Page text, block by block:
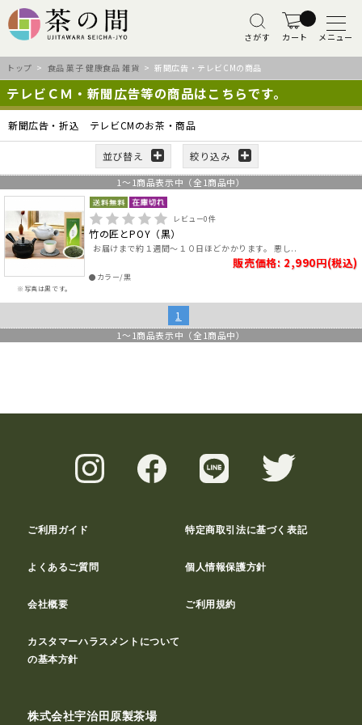
さがす カート メニュー
トップ > 食品 菓子 健康食品 雑貨 > 新聞広告・テレビCMの商品
テレビＣＭ・新聞広告等の商品はこちらです。
新聞広告・折込 テレビCMのお茶・商品
並び替え 絞り込み
1 ～ 1商品表示中（全 1商品中）
※写真は黒です。
レビュー0件
竹の匠とPOY（黒）
お届けまで約１週間～１０日ほどかかります。 悪し..
販売価格: 2,990円(税込)
●カラー/黒
1
1 ～ 1商品表示中（全 1商品中）
ご利用ガイド 特定商取引法に基づく表記
よくあるご質問 個人情報保護方針
会社概要 ご利用規約
カスタマーハラスメントについて
の基本方針
株式会社宇治田原製茶場